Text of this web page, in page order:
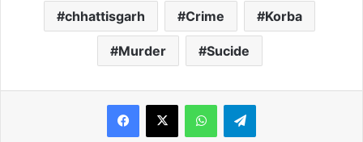
chhattisgarh Crime Korba
Murder Sucide
WhatsAppTelegram